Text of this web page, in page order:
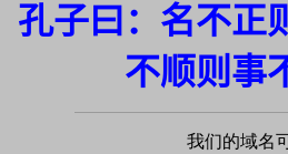
孔子曰：名不正
不顺则事
我们的域名